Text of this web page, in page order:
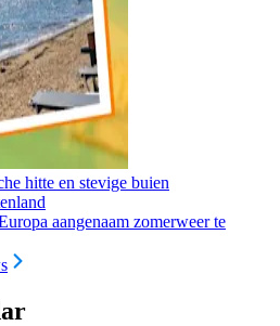
hitte en stevige buien
aangenaam zomerweer te